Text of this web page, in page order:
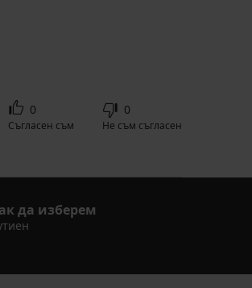
0
Съгласен съм
0
Не съм съгласен
да изберем